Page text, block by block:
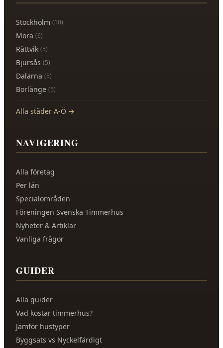
Stockholm (10)
Mora (6)
Rättvik (5)
Bjursås (5)
Dalarna (5)
Borlänge (5)
Alla städer A-Ö →
NAVIGERING
Alla företag
Per län
Specialområden
Föreningen Svenska Timmerhus
Nyheter & Artiklar
Vanliga frågor
GUIDER
Alla guider
Vad kostar timmerhus?
Jämför hustyper
Byggsats vs Nyckelfärdigt